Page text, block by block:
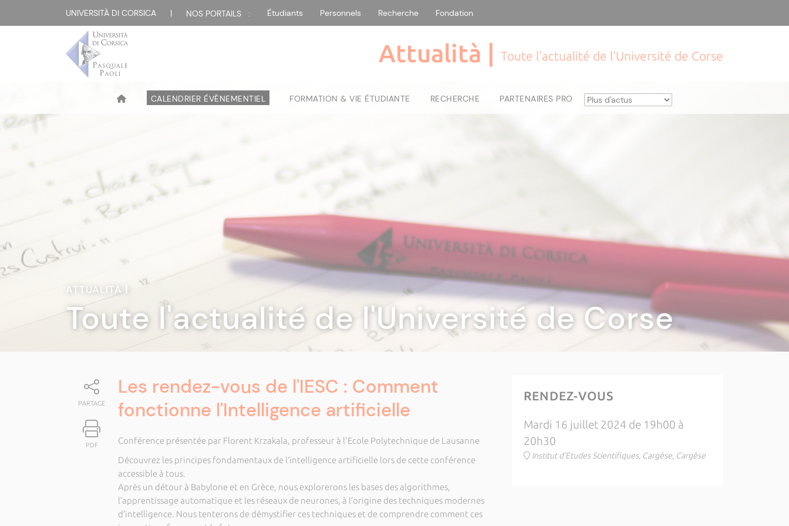
UNIVERSITÀ DI CORSICA | NOS PORTAILS : Étudiants Personnels Recherche Fondation
Attualità | Toute l'actualité de l'Université de Corse
CALENDRIER ÉVÈNEMENTIEL FORMATION & VIE ÉTUDIANTE RECHERCHE PARTENAIRES PRO
ATTUALITÀ|
Toute l'actualité de l'Université de Corse
PARTAGE
PDF
Les rendez-vous de l'IESC : Comment
fonctionne l'Intelligence artificielle
Conférence présentée par Florent Krzakala, professeur à l'Ecole Polytechnique de Lausanne
Découvrez les principes fondamentaux de l’intelligence artificielle lors de cette conférence
accessible à tous.
Après un détour à Babylone et en Grèce, nous explorerons les bases des algorithmes,
l’apprentissage automatique et les réseaux de neurones, à l’origine des techniques modernes
d’intelligence. Nous tenterons de démystifier ces techniques et de comprendre comment ces
RENDEZ-VOUS
Mardi 16 juillet 2024 de 19h00 à
20h30
Institut d'Etudes Scientifiques, Cargèse, Cargèse